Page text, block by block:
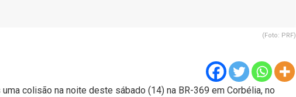
(Foto: PRF)
colisão na noite deste sábado (14) na BR-369 em Corbélia, no